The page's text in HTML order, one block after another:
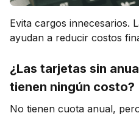
Evita cargos innecesarios.
ayudan a reducir costos
¿Las tarjetas sin
tienen ningún costo?
No tienen cuota anual,